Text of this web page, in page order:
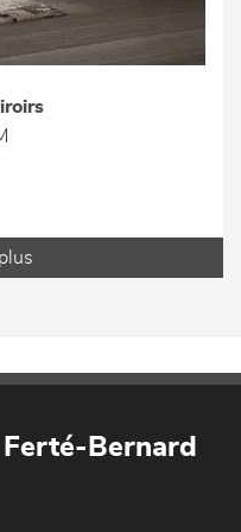
Ferté-Bernard